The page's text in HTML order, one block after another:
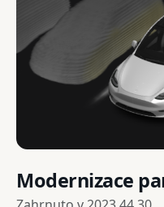
Modernizace